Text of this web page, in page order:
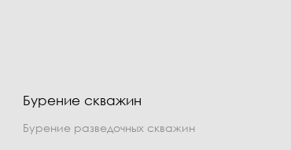
Бурение скважин
Бурение разведочных скважин